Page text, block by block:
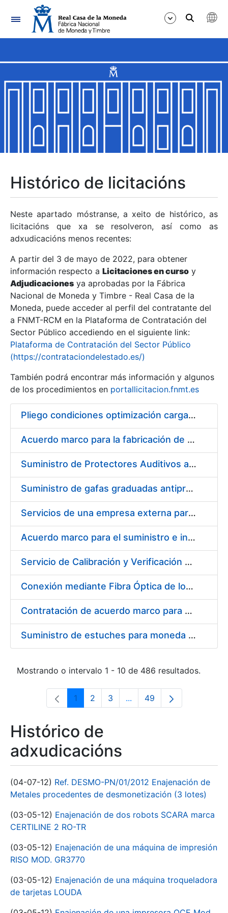
Navegación
Mostrar/Ocultar
Mostrar/Ocultar
Mostrar/Ocultar
Mostrar/Ocultar
Mostrar/Ocultar
Mostrar/Ocultar
Mostrar/Ocultar
Histórico de licitacións
Neste apartado móstranse, a xeito de histórico, as
licitacións que xa se resolveron, así como as
adxudicacións menos recentes:
A partir del 3 de mayo de 2022, para obtener
información respecto a Licitaciones en curso y
Adjudicaciones ya aprobadas por la Fábrica
Nacional de Moneda y Timbre - Real Casa de la
Moneda, puede acceder al perfil del contratante del
a FNMT-RCM en la Plataforma de Contratación del
Sector Público accediendo en el siguiente link:
Plataforma de Contratación del Sector Público
(https://contrataciondelestado.es/)
También podrá encontrar más información y algunos
de los procedimientos en portallicitacion.fnmt.es
Pliego condiciones optimización cargas compras firmado
Acuerdo marco para la fabricación de piezas
Suministro de Protectores Auditivos a medida para las personas trabajadoras de los Centros de Trabajo de Madrid y Burgos
Suministro de gafas graduadas antiproyecciones para los trabajadores de la FNMT-RCM en los centros de trabajo de Madrid y Burgos
Servicios de una empresa externa para el asesoramiento y resolución de los recursos de alzada que se presentan relacionados con procesos de selección para la FNMT-RCM
Acuerdo marco para el suministro e instalación de persianas, estores y otros complementos
Servicio de Calibración y Verificación Externa de los Equipos de Medición del Servicio de Prevención de la FNMT-RCM
Conexión mediante Fibra Óptica de los Centros de Proceso de Datos (CPDs) de las sedes de la FNMT-RCM de Burgos y Madrid
Contratación de acuerdo marco para el Suministro de Material de Electricidad para la Fábrica Nacional de Moneda y Timbre-Real Casa de la Moneda en su centro de trabajo de Burgos
Suministro de estuches para moneda de 30 €
Mostrando o intervalo 1 - 10 de 486 resultados.
Páxina
1 Páxina
2 Páxina
3 ...Páxinas intermedias Use
Páxina
49
Histórico de
adxudicacións
(04-07-12) Ref. DESMO-PN/01/2012 Enajenación de
Metales procedentes de desmonetización (3 lotes)
(03-05-12) Enajenación de dos robots SCARA marca
CERTILINE 2 RO-TR
(03-05-12) Enajenación de una máquina de impresión
RISO MOD. GR3770
(03-05-12) Enajenación de una máquina troqueladora
de tarjetas LOUDA